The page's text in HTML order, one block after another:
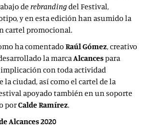
de rebrandingdel Festival,
y en esta edición han asumido la
cartel promocional.
ha comentado Raúl Gómez, creativo
la marcaAlcancespara
con toda actividad
la ciudad, así como el cartel de la
apoyado también en un soporte
porCalde Ramírez.
Alcances 2020